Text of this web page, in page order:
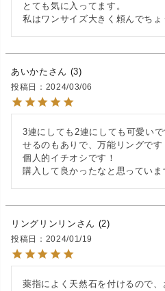
とても気に入ってます。
私はワンサイズ大きく頼んでちょ
あいかた 3
投稿日 2024/03/06
3連にしても2連にしても可愛い
せるのもありで、万能リングです
個人的イチオシです！
購入して良かったなと思っていま
リングリンリン 2
投稿日 2024/01/19
薬指によく天然石を付けるので